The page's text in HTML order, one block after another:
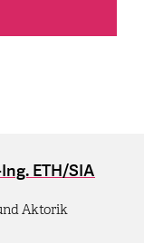
ETH/SIA
Aktorik